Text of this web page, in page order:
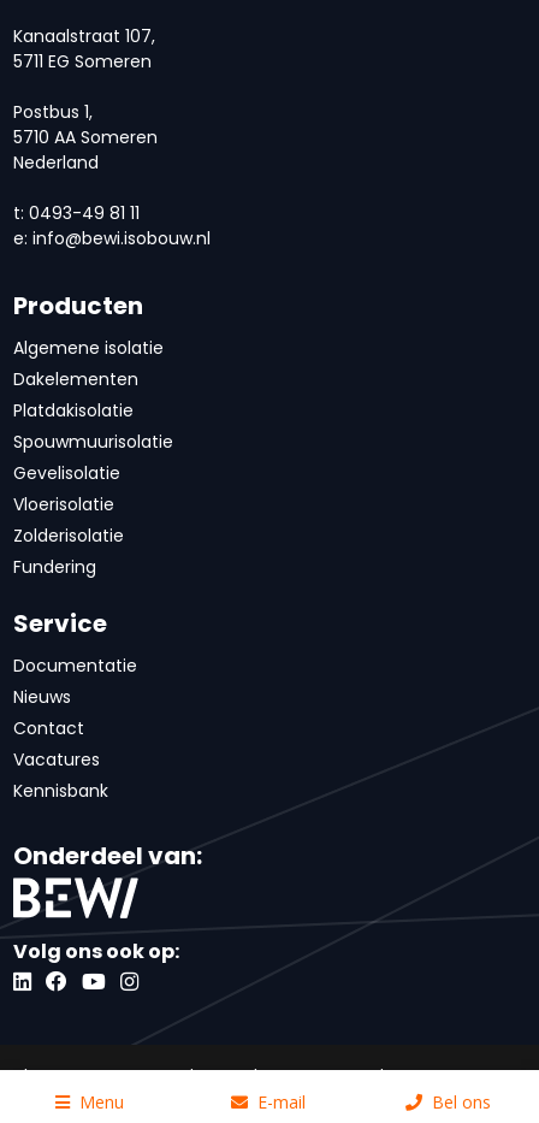
Kanaalstraat 107,
5711 EG Someren
Postbus 1,
5710 AA Someren
Nederland
t: 0493-49 81 11
e: info@bewi.isobouw.nl
Producten
Algemene isolatie
Dakelementen
Platdakisolatie
Spouwmuurisolatie
Gevelisolatie
Vloerisolatie
Zolderisolatie
Fundering
Service
Documentatie
Nieuws
Contact
Vacatures
Kennisbank
Onderdeel van:
Volg ons ook op:
Algemene voorwaarden
Inkoopvoorwaarden
Code of conduct
Privacybeleid
Menu E-mail Bel ons